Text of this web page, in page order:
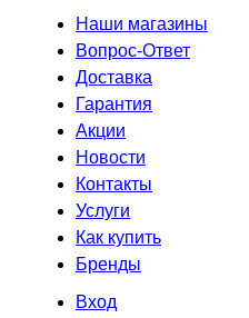
Наши магазины
Вопрос-Ответ
Доставка
Гарантия
Акции
Новости
Контакты
Услуги
Как купить
Бренды
Вход